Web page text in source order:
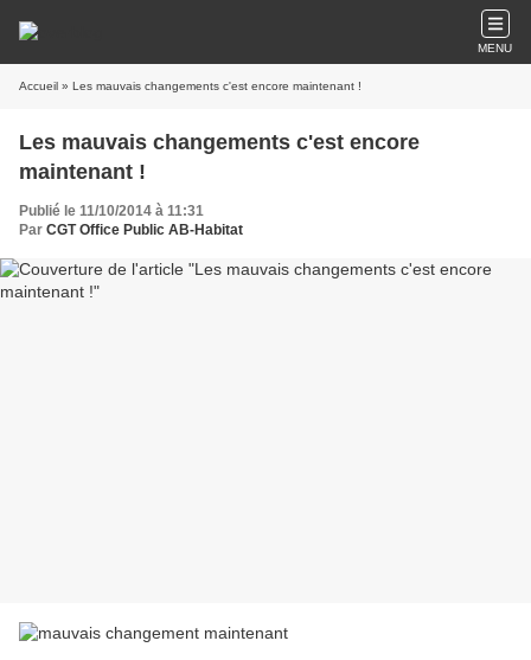
MENU
Accueil » Les mauvais changements c'est encore maintenant !
Les mauvais changements c'est encore
maintenant !
Publié le 11/10/2014 à 11:31
Par CGT Office Public AB-Habitat